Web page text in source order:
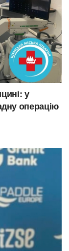
у
операцію